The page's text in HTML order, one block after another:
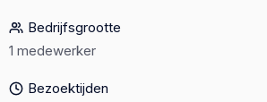
Bedrijfsgrootte
1 medewerker
Bezoektijden